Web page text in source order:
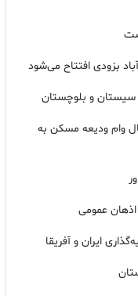
بزودی افتتاح می‌شود
و بلوچستان
از ۲۲۰۰ میلیارد ریال وام ودیعه مسکن به
ایران و آفریقا